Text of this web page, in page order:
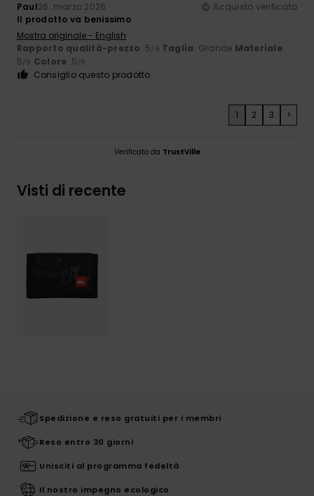
Paul26. marzo 2026
Acquisto verificato
Il prodotto va benissimo
Mostra originale - English
Rapporto qualità-prezzo: 5/5 Taglia: Grande Materiale:
5/5 Colore: 5/5
Consiglio questo prodotto
1 2 3 >
Verificato da TrustVille
Visti di recente
Spedizione e reso gratuiti per i membri
Reso entro 30 giorni
Unisciti al programma fedeltà
Il nostro impegno ecologico